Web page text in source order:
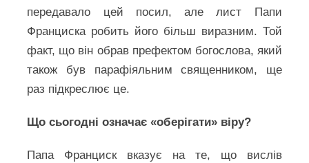
передавало цей посил, але лист Папи
Франциска робить його більш виразним. Той
факт, що він обрав префектом богослова, який
також був парафіяльним священником, ще
раз підкреслює це.
Що сьогодні означає «оберігати» віру?
Папа Франциск вказує на те, що вислів